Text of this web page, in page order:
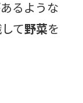
るような
て野菜を